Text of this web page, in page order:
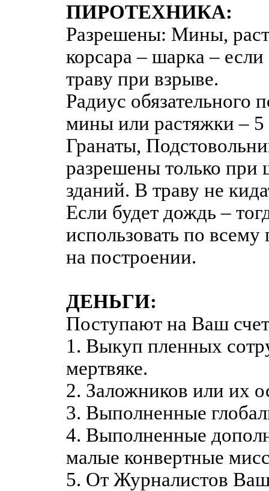
ПИРОТЕХНИКА:
Разрешены: Мины,
корсара – шарка –
траву при взрыве.
Радиус обязательного
мины или растяжки – 5
Гранаты,
разрешены только при
зданий. В траву не
Если будет дождь –
использовать по
на построении.
ДЕНЬГИ:
Поступают на Ваш
1. Выкуп пленных
мертвяке.
2. Заложников или их
3. Выполненные
4. Выполненные
малые конвертные
5. От Журналистов